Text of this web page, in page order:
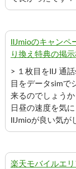
IIJmioのキャン
り換え特典の掲示
> １枚目をIIJ 通
目をデータsimで
来るのでしょう
日昼の速度を気
IIJmioが良い気が
楽天モバイルエ